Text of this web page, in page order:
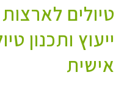
טיולים
ייעוץ ותכנון
אישית